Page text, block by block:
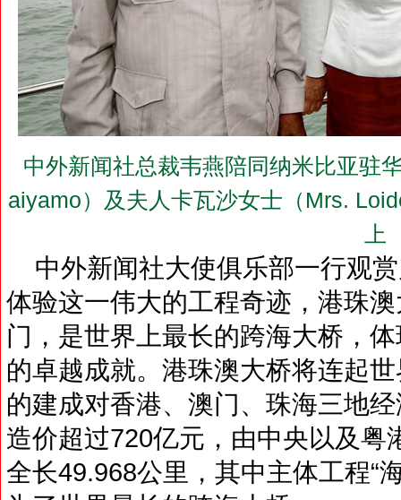
中外新闻社总裁韦燕陪同纳米比亚驻
aiyamo）及夫人卡瓦沙女士（Mrs.
上
中外新闻社大使俱乐部一行观
体验这一伟大的工程奇迹，港珠
门，是世界上最长的跨海大桥，
的卓越成就。港珠澳大桥将连起
的建成对香港、澳门、珠海三地
造价超过720亿元，由中央以及粤
全长49.968公里，其中主体工程“